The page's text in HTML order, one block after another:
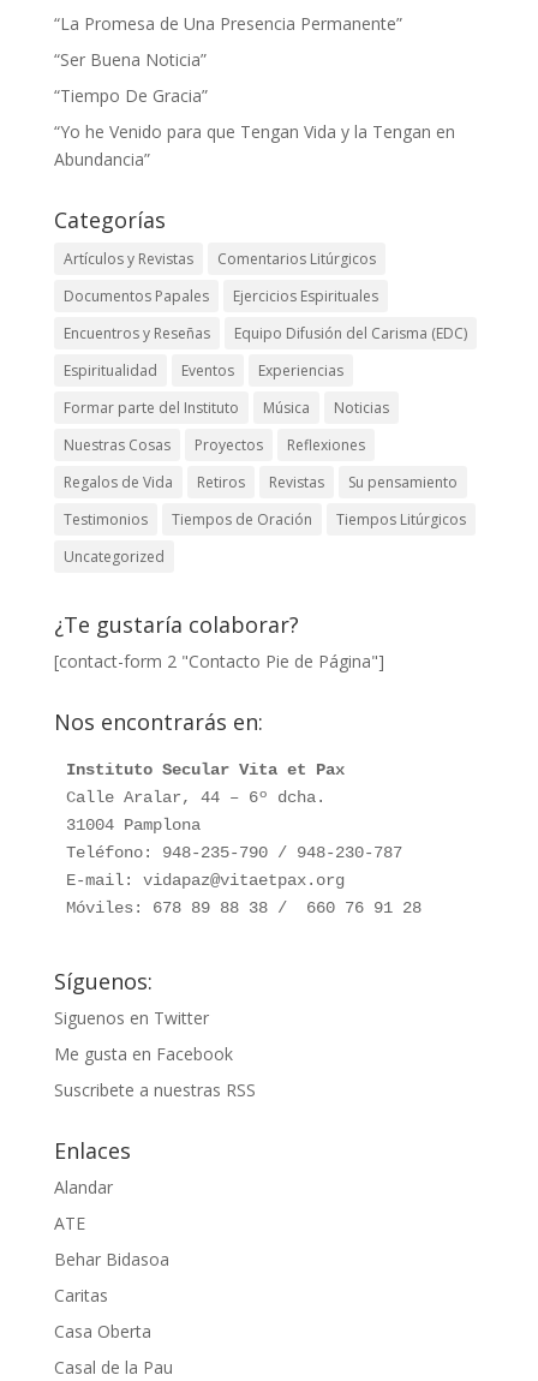
“La Promesa de Una Presencia Permanente”
“Ser Buena Noticia”
“Tiempo De Gracia”
“Yo he Venido para que Tengan Vida y la Tengan en
Abundancia”
Categorías
Artículos y Revistas
Comentarios Litúrgicos
Documentos Papales
Ejercicios Espirituales
Encuentros y Reseñas
Equipo Difusión del Carisma (EDC)
Espiritualidad
Eventos
Experiencias
Formar parte del Instituto
Música
Noticias
Nuestras Cosas
Proyectos
Reflexiones
Regalos de Vida
Retiros Revistas
Su pensamiento
Testimonios
Tiempos de Oración
Tiempos Litúrgicos
Uncategorized
¿Te gustaría colaborar?
[contact-form 2 "Contacto Pie de Página"]
Nos encontrarás en:
Instituto Secular Vita et Pax
Calle Aralar, 44 – 6º dcha.
31004 Pamplona
Teléfono: 948-235-790 / 948-230-787
E-mail: vidapaz@vitaetpax.org
Móviles: 678 89 88 38 /  660 76 91 28
Síguenos:
Siguenos en Twitter
Me gusta en Facebook
Suscribete a nuestras RSS
Enlaces
Alandar
ATE
Behar Bidasoa
Caritas
Casa Oberta
Casal de la Pau